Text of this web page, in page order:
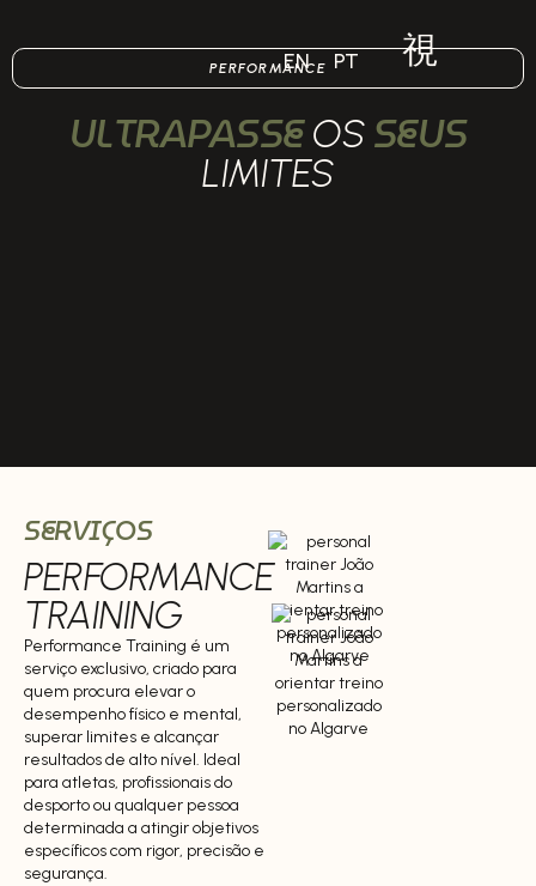
EN PT
PERFORMANCE
ULTRAPASSEOS SEUS
LIMITES
SERVIÇOS
PERFORMANCE
TRAINING
Performance Training é um
serviço exclusivo, criado para
quem procura elevar o
desempenho físico e mental,
superar limites e alcançar
resultados de alto nível. Ideal
para atletas, profissionais do
desporto ou qualquer pessoa
determinada a atingir objetivos
específicos com rigor, precisão e
segurança.